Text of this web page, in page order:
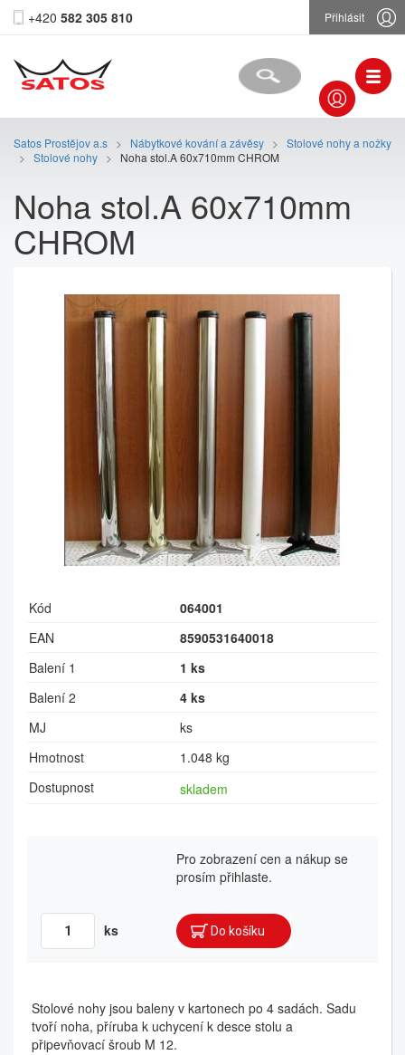
+420 582 305 810 Přihlásit
Satos Prostějov a.s > Nábytkové kování a závěsy >
Stolové nohy a nožky
>
Stolové nohy > Noha stol.A 60x710mm CHROM
Noha stol.A 60x710mm
CHROM
Kód
064001
EAN
8590531640018
Balení 1
1 ks
Balení 2
4 ks
MJ
ks
Hmotnost
1.048 kg
Dostupnost
skladem
Pro zobrazení cen a nákup se
prosím přihlaste.
ks
Stolové nohy jsou baleny v kartonech po 4 sadách. Sadu
tvoří noha, příruba k uchycení k desce stolu a
připevňovací šroub M 12.